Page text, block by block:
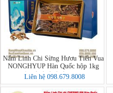
Nấm Linh Chi Sừng Hươu Tiến Vua
NONGHYUP Hàn Quốc hộp 1kg
(녹각영지버섯1000g)
Liên hệ 098.679.8008